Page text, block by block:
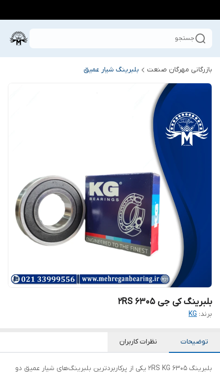
جستجو
بازرگانی مهرگان صنعت بلبرینگ شیار عمیق
بلبرینگ کی جی 6305 2RS
برند: KG
توضیحات نظرات کاربران
بلبرینگ 6305 2RS KG یکی از پرکاربردترین بلبرینگ‌های شیار عمیق دو